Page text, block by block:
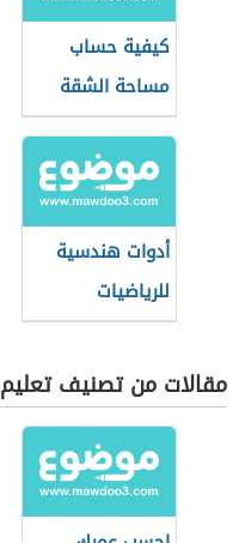
كيفية حساب
مساحة الشقة
أدوات هندسية
للرياضيات
مقالات من تصنيف تعليم